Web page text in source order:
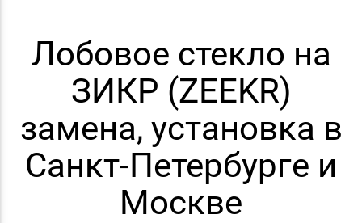
Лобовое стекло на
ЗИКР (ZEEKR)
замена, установка в
Санкт-Петербурге и
Москве